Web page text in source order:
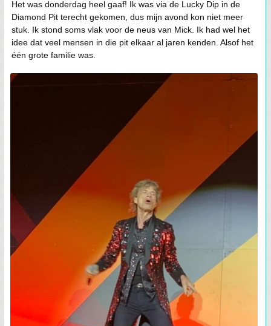
Het was donderdag heel gaaf! Ik was via de Lucky Dip in de
Diamond Pit terecht gekomen, dus mijn avond kon niet meer
stuk. Ik stond soms vlak voor de neus van Mick. Ik had wel het
idee dat veel mensen in die pit elkaar al jaren kenden. Alsof het
één grote familie was.